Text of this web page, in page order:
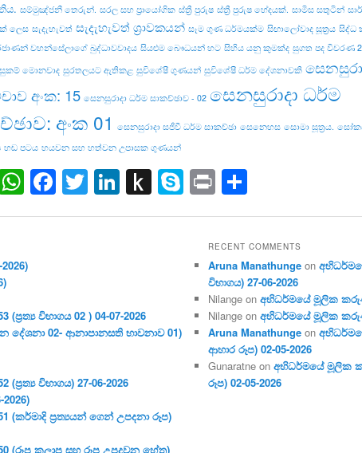
සම්මුඤ්ජනී තෙරුන්. සරල සහ ප්‍රායෝගික ස්ත්‍රී පුරුෂ ස්ත්‍රී පුරුෂ භේදයක්. සාමිස සතුටින්
ලෙස සැදැහැවත් සැදැහැවත් ශ්‍රාවකයන් සෑම ගුණ ධර්මයක්ම සිඟාලෝවාද සූත්‍රය සිද්ධ
වහන්සේලාගේ බුද්ධාවවාදය සියළුම බෞධයන් හට සිහිය යනු කුමක්ද සුගත පද විවරණ
මොනවාද සුරතලයට ඇතිකළ සුවිශේෂී ගුණයන් සුවිශේෂී ධර්ම දේශනාවකි
අංක: 15 සෙනසුරාදා ධර්ම සාකච්ඡාව - 02 සෙනසුරාදා ධර්ම
අංක 01 සෙනසුරාදා සජීවී ධර්ම සාකච්ඡා සෙනෙහස සොමා සූත්‍රය.
හඬ පටය හයවන සහ හත්වන උපාසක ගුණයන්
WhatsApp
Facebook
Twitter
LinkedIn
Push
to
Kindle
Skype
PrintShare
විභාගය 02 ) 04-07-2026
දේශනා 02- ආනාපානසති භාවනාව 01)
විභාගය) 27-06-2026
ප්‍ර‍ත්‍යයන් ගෙන් උපදනා රූප)
(රූප කලාප සහ රූප උපදවන හේතු)
RECENT COMMENTS
Aruna Manathunge on
විභාගය) 27-06-2026
Nilange onඅභිධර්මයේ මූලික කරුණු
Nilange onඅභිධර්මයේ මූලික කරුණු
Aruna Manathunge on
ආහාර රූප) 02-05-2026
Gunaratne onඅභිධර්මයේ මූලික
රූප) 02-05-2026